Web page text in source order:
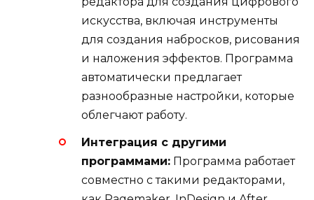
искусства, включая инструменты
для создания набросков, рисования
и наложения эффектов. Программа
автоматически предлагает
разнообразные настройки, которые
облегчают работу.
Интеграция с другими
программами: Программа работает
совместно с такими редакторами,